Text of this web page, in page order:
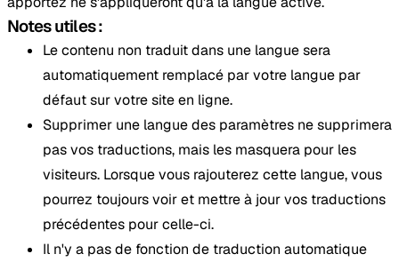
Notes utiles :
Le contenu non traduit dans une langue sera
automatiquement remplacé par votre langue par
défaut sur votre site en ligne.
Supprimer une langue des paramètres ne supprimera
pas vos traductions, mais les masquera pour les
visiteurs. Lorsque vous rajouterez cette langue, vous
pourrez toujours voir et mettre à jour vos traductions
précédentes pour celle-ci.
Il n'y a pas de fonction de traduction automatique